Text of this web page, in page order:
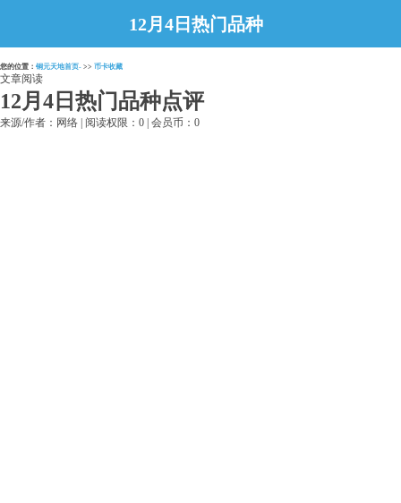
12月4日热门品种
点评
您的位置： 铜元天地首页- >> 币卡收藏
文章阅读
12月4日热门品种点评
来源/作者：网络 | 阅读权限：0 | 会员币：0